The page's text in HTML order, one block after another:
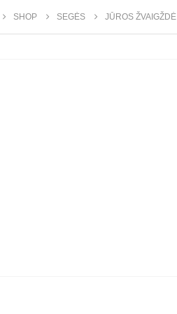
SHOP SEGĖS JŪROS ŽVAIGŽDĖ